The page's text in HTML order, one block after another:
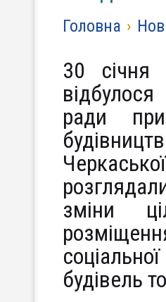
Головна ›
30 січня
ради при
зміни
будівель